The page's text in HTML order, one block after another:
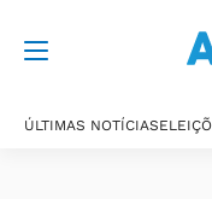
ÚLTIMAS NOTÍCIAS